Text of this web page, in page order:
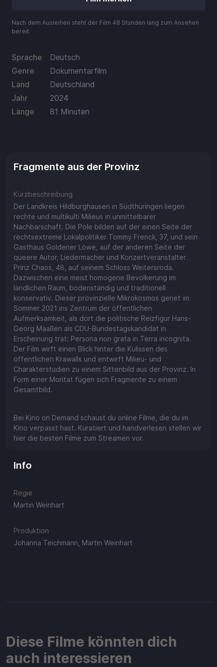
Einlösen
Nach dem Ausleihen steht der Film 48 Stunden lang zum Ansehen
bereit.
Sprache
Deutsch
Genre
Dokumentarfilm
Land
Deutschland
Jahr
2024
Länge
81 Minuten
Fragmente aus der Provinz
Kurzbeschreibung
Der Landkreis Hildburghausen in Südthüringen liegen
rechte und multikulti Milieus in unmittelbarer
Nachbarschaft. Die Pole bilden auf der einen Seite der
rechtsextreme Lokalpolitiker Tommy Frenck, 37, und sein
Gasthaus Goldener Löwe, auf der anderen Seite der
queere Autor, Liedermacher und Konzertveranstalter
Prinz Chaos, 48, auf seinem Schloss Weitersroda.
Dazwischen eine meist homogene Bevölkerung im
ländlichen Raum, bodenständig und traditionell
konservativ. Dieser provinzielle Mikrokosmos geriet im
Sommer 2021 ins Zentrum der öffentlichen
Aufmerksamkeit, als dort die politische Reizfigur Hans-
Georg Maaßen als CDU-Bundestagskandidat in
Erscheinung trat: Persona non grata in Terra incognita.
Der Film wirft einen Blick hinter die Kulissen des
öffentlichen Krawalls und entwirft Milieu- und
Charakterstudien zu einem Sittenbild aus der Provinz. In
Form einer Moritat fügen sich Fragmente zu einem
Gesamtbild.
Bei Kino on Demand schaust du online Filme, die du im
Kino verpasst hast. Kuratiert und handverlesen stellen wir
hier die besten Filme zum Streamen vor.
Info
Regie
Martin Weinhart
Produktion
Johanna Teichmann, Martin Weinhart
Diese Filme könnten dich
auch interessieren